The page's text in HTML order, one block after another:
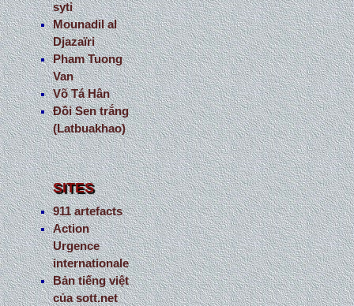
syti
Mounadil al
Djazaïri
Pham Tuong
Van
Võ Tá Hân
Đồi Sen trắng
(Latbuakhao)
SITES
911 artefacts
Action
Urgence
internationale
Bản tiếng việt
của sott.net